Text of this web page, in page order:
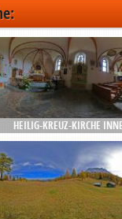
HEILIG-KREUZ-KIRCHE